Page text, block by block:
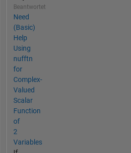
Beantwortet
Need
(Basic)
Help
Using
nufftn
for
Complex-
Valued
Scalar
Function
of
2
Variables